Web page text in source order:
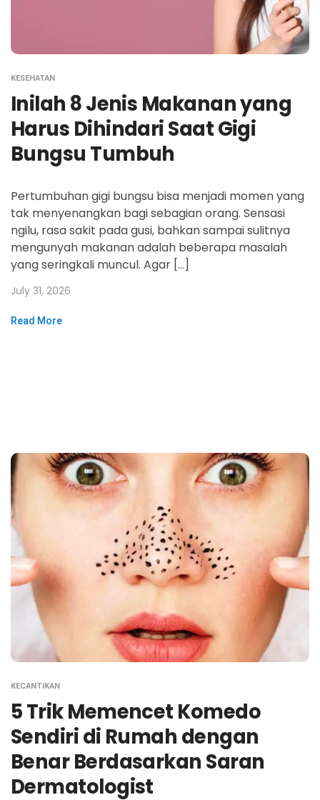
KESEHATAN
Inilah 8 Jenis Makanan yang
Harus Dihindari Saat Gigi
Bungsu Tumbuh
Pertumbuhan gigi bungsu bisa menjadi momen yang
tak menyenangkan bagi sebagian orang. Sensasi
ngilu, rasa sakit pada gusi, bahkan sampai sulitnya
mengunyah makanan adalah beberapa masalah
yang seringkali muncul. Agar […]
July 31, 2026
Read More
KECANTIKAN
5 Trik Memencet Komedo
Sendiri di Rumah dengan
Benar Berdasarkan Saran
Dermatologist